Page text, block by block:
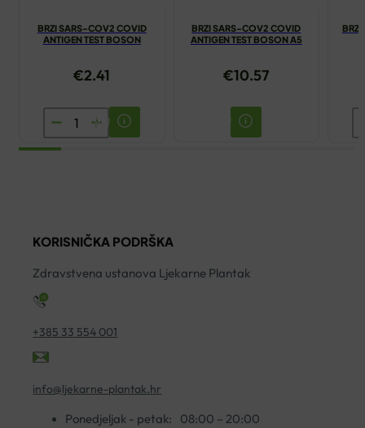
BRZI SARS-COV2 COVID
ANTIGEN TEST BOSON
€2.41
BRZI
SARS-
BOSON
količina
BRZI SARS-COV2 COVID
ANTIGEN TEST BOSON A5
€10.57
BRZI
KORISNIČKA PODRŠKA
Zdravstvena ustanova Ljekarne Plantak
+385 33 554 001
info@ljekarne-plantak.hr
Ponedjeljak - petak:
08:00 – 20:00